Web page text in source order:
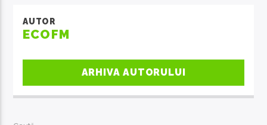
AUTOR
ECOFM
ARHIVA AUTORULUI